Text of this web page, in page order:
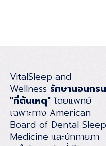
VitalSleep and
Wellness รักษานอนกรน
"ที่ต้นเหตุ" โดยแพทย์
เฉพาะทาง American
Board of Dental Sleep
Medicine และนักกายภา